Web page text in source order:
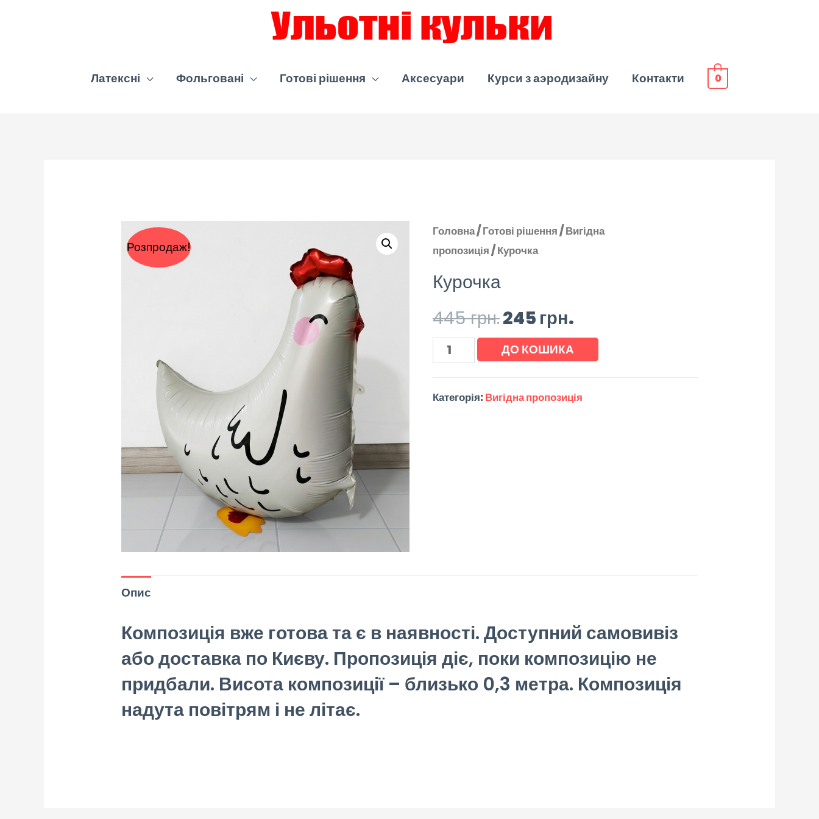
Латексні Фольговані Готові рішення Аксесуари Курси з аэродизайну Контакти 0
Розпродаж!
Головна/Готові рішення/Вигідна
пропозиція/ Курочка
Курочка
445грн.245 грн.
ДО КОШИКА
Категорія:Вигідна пропозиція
Опис
Композиція вже готова та є в наявності. Доступний самовивіз
або доставка по Києву. Пропозиція діє, поки композицію не
придбали. Висота композиції – близько 0,3 метра. Композиція
надута повітрям і не літає.